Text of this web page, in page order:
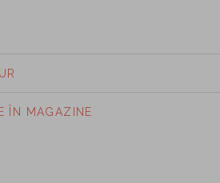
ÎN MAGAZINE